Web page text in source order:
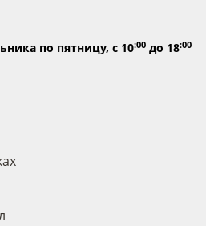
по пятницу, с 10:00 до 18:00